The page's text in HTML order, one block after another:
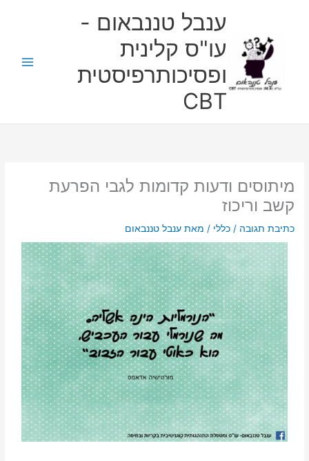
ענבל טננבאום -
עו"ס קלינית
ופסיכותרפיסטית
CBT
מיתוסים ודעות קדומות לגבי הפרעת
קשב וריכוז
כתיבת תגובה /כללי / מאתענבל טננבאום